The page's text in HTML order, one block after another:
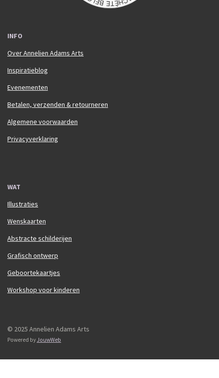
INFO
Over Annelien Adams Arts
Inspiratieblog
Evenementen
Betalen, verzenden & retourneren
Algemene voorwaarden
Privacyverklaring
WAT
Illustraties
Wenskaarten
Abstracte schilderijen
Grafisch ontwerp
Geboortekaartjes
Workshop voor kinderen
© 2025 Annelien Adams Arts
Powered by JouwWeb